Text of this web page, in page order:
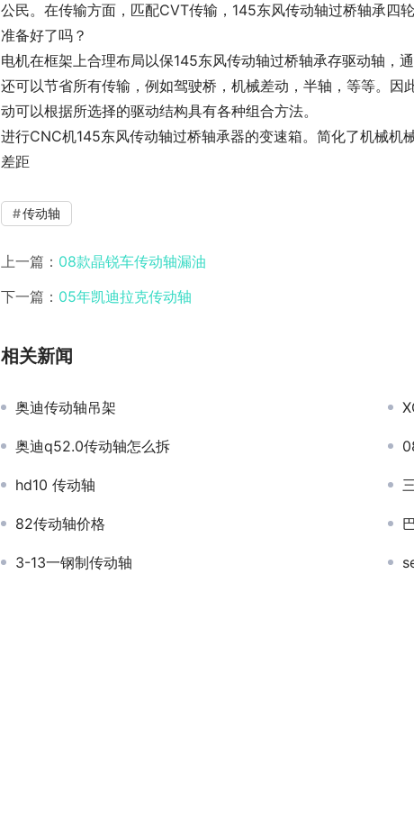
公民。在传输方面，匹配CVT传输，145东风传动轴过桥轴承四
准备好了吗？
电机在框架上合理布局以保145东风传动轴过桥轴承存驱动轴，
还可以节省所有传输，例如驾驶桥，机械差动，半轴，等等。因
动可以根据所选择的驱动结构具有各种组合方法。
进行CNC机145东风传动轴过桥轴承器的变速箱。简化了机械
差距
传动轴
上一篇： 08款晶锐车传动轴漏油
下一篇： 05年凯迪拉克传动轴
相关新闻
奥迪传动轴吊架
奥迪q52.0传动轴怎么拆
hd10 传动轴
82传动轴价格
3-13一钢制传动轴